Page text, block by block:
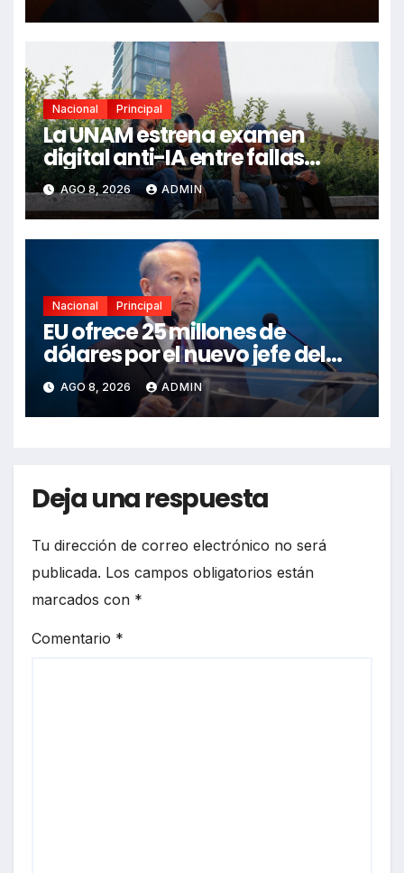
Nacional Principal
La UNAM estrena examen
digital anti-IA entre fallas
técnicas y angustia estudiantil
AGO 8, 2026 ADMIN
Nacional Principal
EU ofrece 25 millones de
dólares por el nuevo jefe del
CJNG
AGO 8, 2026 ADMIN
Deja una respuesta
Tu dirección de correo electrónico no será
publicada. Los campos obligatorios están
marcados con *
Comentario *